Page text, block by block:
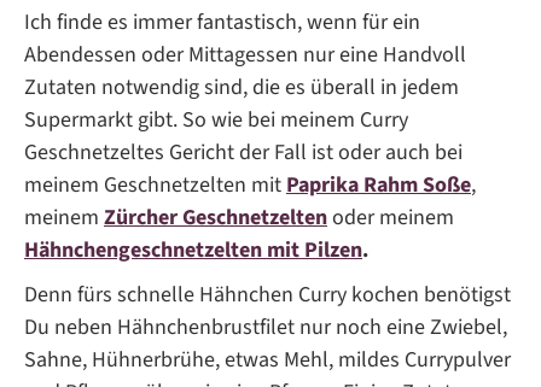
Ich finde es immer fantastisch, wenn für ein
Abendessen oder Mittagessen nur eine Handvoll
Zutaten notwendig sind, die es überall in jedem
Supermarkt gibt. So wie bei meinem Curry
Geschnetzeltes Gericht der Fall ist oder auch bei
meinem Geschnetzelten mitPaprika Rahm Soße,
meinem Zürcher Geschnetzeltenoder meinem
Hähnchengeschnetzelten mit Pilzen.
Denn fürs schnelle Hähnchen Curry kochen benötigst
Du neben Hähnchenbrustfilet nur noch eine Zwiebel,
Sahne, Hühnerbrühe, etwas Mehl, mildes Currypulver